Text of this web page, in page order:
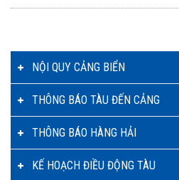
NỘI QUY CẢNG BIỂN
THÔNG BÁO TÀU ĐẾN CẢNG
THÔNG BÁO HÀNG HẢI
KẾ HOẠCH ĐIỀU ĐỘNG TÀU